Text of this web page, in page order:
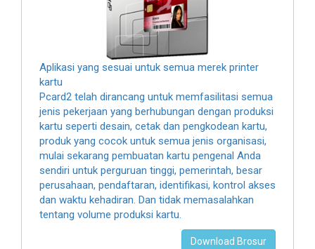
Aplikasi yang sesuai untuk semua merek printer
kartu
Pcard2 telah dirancang untuk memfasilitasi semua
jenis pekerjaan yang berhubungan dengan produksi
kartu seperti desain, cetak dan pengkodean kartu,
produk yang cocok untuk semua jenis organisasi,
mulai sekarang pembuatan kartu pengenal Anda
sendiri untuk perguruan tinggi, pemerintah, besar
perusahaan, pendaftaran, identifikasi, kontrol akses
dan waktu kehadiran. Dan tidak memasalahkan
tentang volume produksi kartu.
Download Brosur